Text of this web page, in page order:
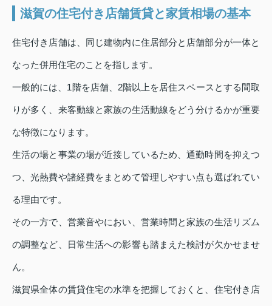
滋賀の住宅付き店舗賃貸と家賃相場の基本
住宅付き店舗は、同じ建物内に住居部分と店舗部分が一体と
なった併用住宅のことを指します。
一般的には、1階を店舗、2階以上を居住スペースとする間取
りが多く、来客動線と家族の生活動線をどう分けるかが重要
な特徴になります。
生活の場と事業の場が近接しているため、通勤時間を抑えつ
つ、光熱費や諸経費をまとめて管理しやすい点も選ばれてい
る理由です。
その一方で、営業音やにおい、営業時間と家族の生活リズム
の調整など、日常生活への影響も踏まえた検討が欠かせませ
ん。
滋賀県全体の賃貸住宅の水準を把握しておくと、住宅付き店